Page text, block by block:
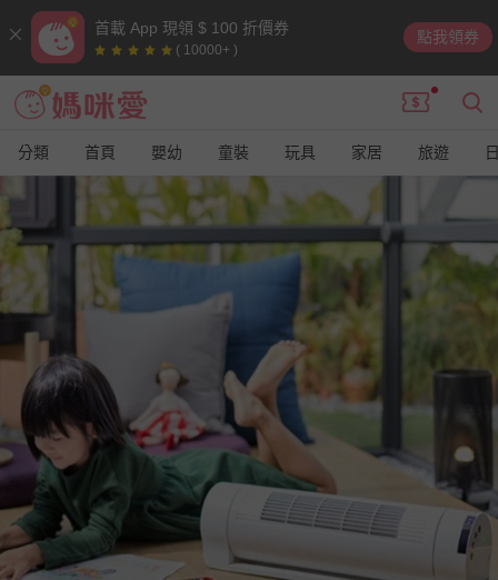
首載 App 現領 $ 100 折價券
( 10000+ )
點我領券
分類 首頁 嬰幼 童裝 玩具 家居 旅遊